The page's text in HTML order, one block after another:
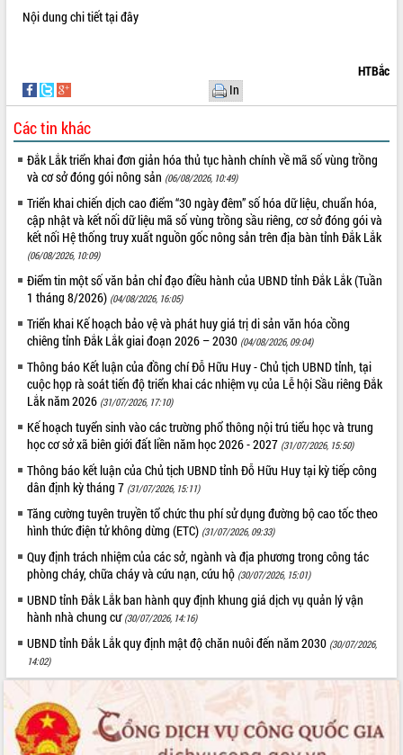
Khám bệnh, cấp phát thuốc miễn phí
và tặng quà người dân xã Cư Pui
Hội nghị UBND tỉnh Đắk Lắk thường kỳ
tháng 7/2026
Lễ truy tặng danh hiệu “Bà Mẹ Việt
Nam Anh hùng” và trao Huân chương
UBND tỉnh Đắk Lắk triển khai nhiệm
vụ 6 tháng cuối năm 2026
Kỳ họp thứ Hai, Hội đồng nhân dân
tỉnh khóa XI quyết nghị nhiều nội dung
quan trọng
Bí thư Tỉnh ủy Lương Nguyễn Minh
Triết thăm, tặng quà người có công với
cách mạng
Rà soát, hoàn thiện hệ thống thiết chế
văn hóa, thể thao đáp ứng yêu cầu
phát triển mới
Thường trực HĐND tỉnh Đắk Lắk gặp
mặt Đoàn chuyên gia y tế TP. Hồ Chí
Lễ truy điệu và an táng hài cốt liệt sĩ
tại Nghĩa trang Liệt sĩ xã Sơn Hòa
Bàn giải pháp tháo gỡ khó khăn trong
xuất khẩu sầu riêng và triển khai quy
định EUDR
Thứ trưởng Bộ Nông nghiệp và Môi
trường Nguyễn Hoàng Hiệp khảo sát
vùng trồng và doanh nghiệp đóng gói
sầu riêng tại Đắk Lắk
Trình diễn nghệ thuật chế biến các
ALBUM ẢNH
LIÊN KẾT WEB
THỐNG KÊ TRUY CẬP
Hôm nay:
18843
Tất cả:
66064166
Nội dung chi tiếttại đây
HTBắc
In
Các tin khác
Đắk Lắk triển khai đơn giản hóa thủ tục hành chính về mã số vùng trồng
và cơ sở đóng gói nông sản (06/08/2026, 10:49)
Triển khai chiến dịch cao điểm “30 ngày đêm” số hóa dữ liệu, chuẩn hóa,
cập nhật và kết nối dữ liệu mã số vùng trồng sầu riêng, cơ sở đóng gói và
kết nối Hệ thống truy xuất nguồn gốc nông sản trên địa bàn tỉnh Đắk Lắk
(06/08/2026, 10:09)
Điểm tin một số văn bản chỉ đạo điều hành của UBND tỉnh Đắk Lắk (Tuần
1 tháng 8/2026) (04/08/2026, 16:05)
Triển khai Kế hoạch bảo vệ và phát huy giá trị di sản văn hóa cồng
chiêng tỉnh Đắk Lắk giai đoạn 2026 – 2030 (04/08/2026, 09:04)
Thông báo Kết luận của đồng chí Đỗ Hữu Huy - Chủ tịch UBND tỉnh, tại
cuộc họp rà soát tiến độ triển khai các nhiệm vụ của Lễ hội Sầu riêng Đắk
Lắk năm 2026 (31/07/2026, 17:10)
Kế hoạch tuyển sinh vào các trường phổ thông nội trú tiểu học và trung
học cơ sở xã biên giới đất liền năm học 2026 - 2027 (31/07/2026, 15:50)
Thông báo kết luận của Chủ tịch UBND tỉnh Đỗ Hữu Huy tại kỳ tiếp công
dân định kỳ tháng 7 (31/07/2026, 15:11)
Tăng cường tuyên truyền tổ chức thu phí sử dụng đường bộ cao tốc theo
hình thức điện tử không dừng (ETC) (31/07/2026, 09:33)
Quy định trách nhiệm của các sở, ngành và địa phương trong công tác
phòng cháy, chữa cháy và cứu nạn, cứu hộ (30/07/2026, 15:01)
UBND tỉnh Đắk Lắk ban hành quy định khung giá dịch vụ quản lý vận
hành nhà chung cư (30/07/2026, 14:16)
UBND tỉnh Đắk Lắk quy định mật độ chăn nuôi đến năm 2030 (30/07/2026,
14:02)